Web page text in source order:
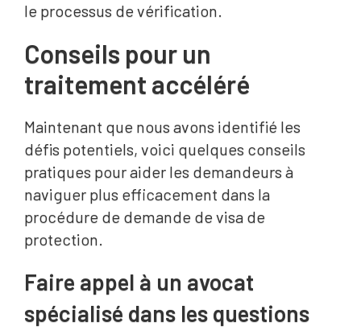
le processus de vérification.
Conseils pour un
traitement accéléré
Maintenant que nous avons identifié les
défis potentiels, voici quelques conseils
pratiques pour aider les demandeurs à
naviguer plus efficacement dans la
procédure de demande de visa de
protection.
Faire appel à un avocat
spécialisé dans les questions